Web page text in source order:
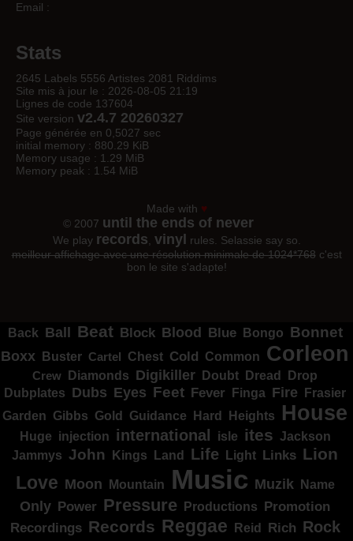
Email :
Stats
2645 Labels 5556 Artistes 2081 Riddims
Site mis à jour le : 2026-08-05 21:19
Lignes de code 137604
Site version v2.4.7 20260327
Page générée en 0,5027 sec
initial memory : 880.29 KiB
Memory usage : 1.29 MiB
Memory peak : 1.54 MiB
Made with ♥
© 2007 until the ends of never
We play records vinyl
rules. Selassie say so.
meilleur affichage avec une résolution minimale de 1024*768c'est
bon le site s'adapte!
Back Ball Beat Block Blood Blue Bongo Bonnet
Boxx Buster Cartel Chest Cold Common Corleon
Crew Diamonds Digikiller Doubt Dread Drop
Dubplates Dubs Eyes Feet Fever Finga Fire Frasier
Garden Gibbs Gold Guidance Hard Heights House
Huge injection international isle ites Jackson
Jammys John Kings Land Life Light Links Lion
Love Moon Mountain Music Muzik Name
Only Power Pressure Productions Promotion
Recordings Records Reggae Reid Rich Rock